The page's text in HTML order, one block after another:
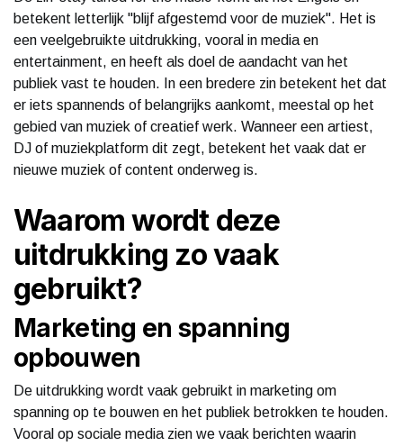
betekent letterlijk "blijf afgestemd voor de muziek". Het is
een veelgebruikte uitdrukking, vooral in media en
entertainment, en heeft als doel de aandacht van het
publiek vast te houden. In een bredere zin betekent het dat
er iets spannends of belangrijks aankomt, meestal op het
gebied van muziek of creatief werk. Wanneer een artiest,
DJ of muziekplatform dit zegt, betekent het vaak dat er
nieuwe muziek of content onderweg is.
Waarom wordt deze
uitdrukking zo vaak
gebruikt?
Marketing en spanning
opbouwen
De uitdrukking wordt vaak gebruikt in marketing om
spanning op te bouwen en het publiek betrokken te houden.
Vooral op sociale media zien we vaak berichten waarin